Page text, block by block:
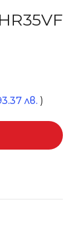
лв. )